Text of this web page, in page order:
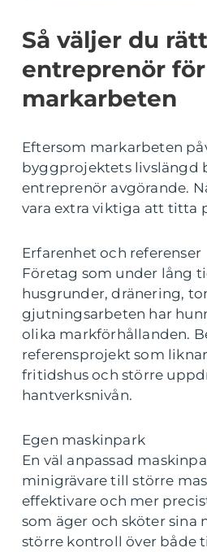
Så väljer du rätt
entreprenör för
markarbeten
Eftersom markarbeten
byggprojektets livslängd
entreprenör avgörande.
vara extra viktiga att titta
Erfarenhet och referenser
Företag som under lång
husgrunder, dränering,
gjutningsarbeten har
olika markförhållanden.
referensprojekt som
fritidshus och större
hantverksnivån.
Egen maskinpark
En väl anpassad
minigrävare till större
effektivare och mer
som äger och sköter sina
större kontroll över både